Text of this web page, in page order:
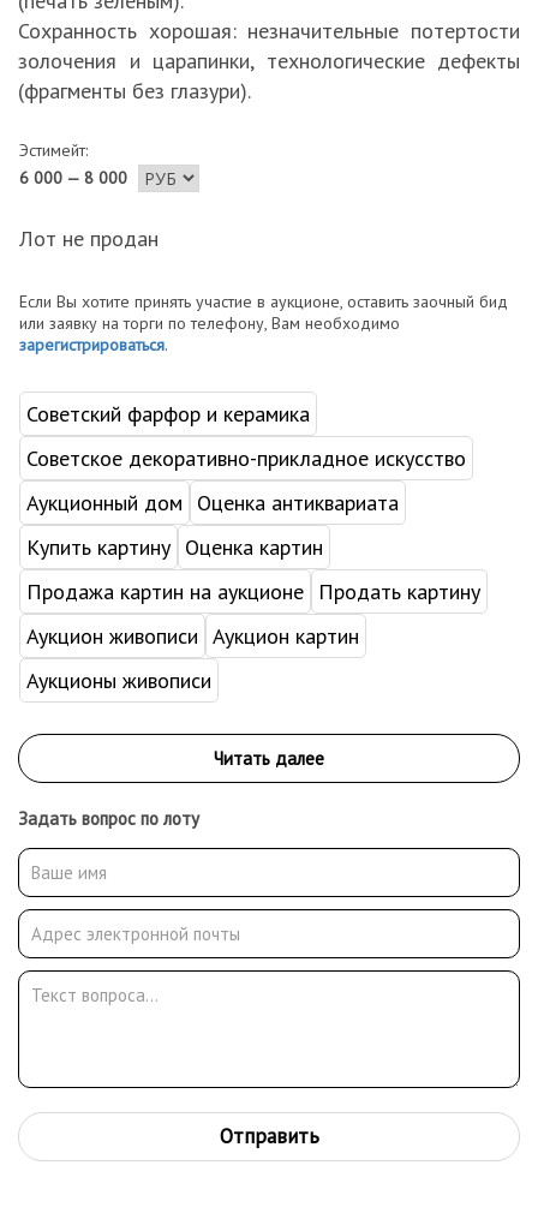
Сохранность хорошая: незначительные потертости
золочения и царапинки, технологические дефекты
(фрагменты без глазури).
Эстимейт:
6 000 — 8 000
Лот не продан
Если Вы хотите принять участие в аукционе, оставить заочный бид
или заявку на торги по телефону, Вам необходимо
зарегистрироваться.
Советский фарфор и керамика
Советское декоративно-прикладное искусство
Аукционный дом
Оценка антиквариата
Купить картину Оценка картин
Продажа картин на аукционе
Продать картину
Аукцион живописи Аукцион картин
Аукционы живописи
Задать вопрос по лоту
Отправить